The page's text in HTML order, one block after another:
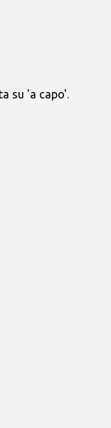
su 'a capo'.